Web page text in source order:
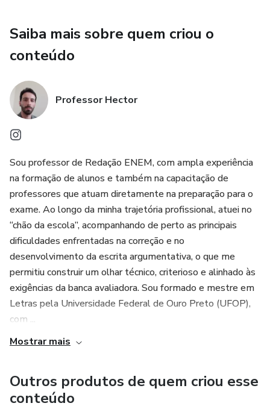
• critérios de pontuação e funcionamento da correção;
• diferença entre fuga ao tema, tangenciamento e foco
distorcido;
• orientações sobre repertório sociocultural produtivo;
• estrutura do texto dissertativo-argumentativo;
• proposta de intervenção com os 5 elementos exigidos.
Para o professor, o ganho é direto:
• menos retrabalho em correções;
• menos tempo explicando o básico repetidamente;
• mais autonomia do aluno no processo de escrita.
Saiba mais sobre quem criou o
conteúdo
Professor Hector
Sou professor de Redação ENEM, com ampla experiência
na formação de alunos e também na capacitação de
professores que atuam diretamente na preparação para o
exame. Ao longo da minha trajetória profissional, atuei no
“chão da escola”, acompanhando de perto as principais
dificuldades enfrentadas na correção e no
desenvolvimento da escrita argumentativa, o que me
permitiu construir um olhar técnico, criterioso e alinhado às
exigências da banca avaliadora. Sou formado e mestre em
Letras pela Universidade Federal de Ouro Preto (UFOP),
com ...
Mostrar mais
Outros produtos de quem criou esse
conteúdo